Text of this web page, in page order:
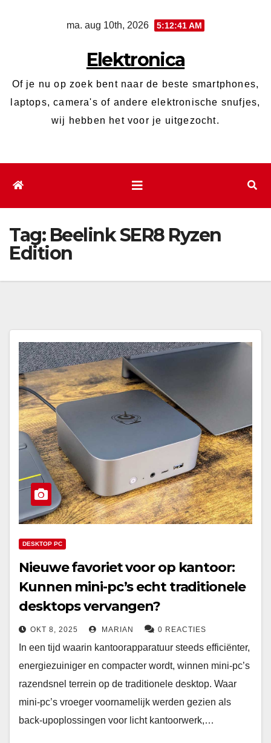
ma. aug 10th, 2026 5:12:41 AM
Elektronica
Of je nu op zoek bent naar de beste smartphones,
laptops, camera's of andere elektronische snufjes,
wij hebben het voor je uitgezocht.
Tag: Beelink SER8 Ryzen
Edition
DESKTOP PC
Nieuwe favoriet voor op kantoor:
Kunnen mini-pc’s echt traditionele
desktops vervangen?
OKT 8, 2025 MARIAN 0 REACTIES
In een tijd waarin kantoorapparatuur steeds efficiënter,
energiezuiniger en compacter wordt, winnen mini-pc’s
razendsnel terrein op de traditionele desktop. Waar
mini-pc’s vroeger voornamelijk werden gezien als
back-upoplossingen voor licht kantoorwerk,…